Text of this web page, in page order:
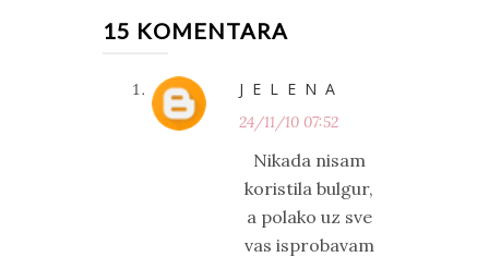
15 KOMENTARA
J E L E N A
24/11/10 07:52
Nikada nisam
koristila bulgur,
a polako uz sve
vas isprobavam